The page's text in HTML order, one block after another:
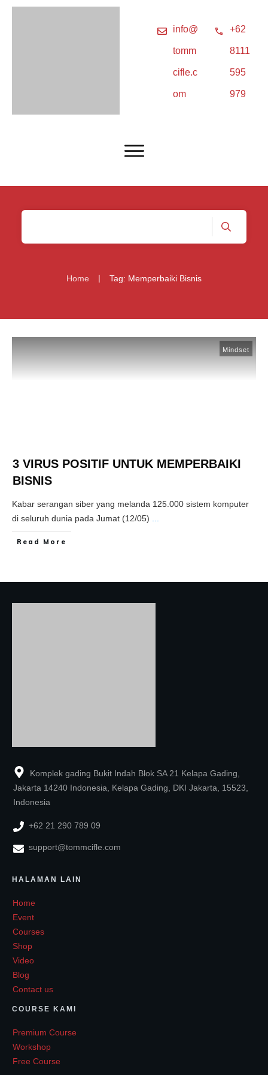
info@
tomm
cifle.c
om
+62
8111
595
979
Home | Tag: Memperbaiki Bisnis
Mindset
3 VIRUS POSITIF UNTUK MEMPERBAIKI
BISNIS
Kabar serangan siber yang melanda 125.000 sistem komputer
di seluruh dunia pada Jumat (12/05)
Read More
Komplek gading Bukit Indah Blok SA 21 Kelapa Gading,
Jakarta 14240 Indonesia, Kelapa Gading, DKI Jakarta, 15523,
Indonesia
+62 21 290 789 09
support@tommcifle.com
HALAMAN LAIN
Home
Event
Courses
Shop
Video
Blog
Contact us
COURSE KAMI
Premium Course
Workshop
Free Course